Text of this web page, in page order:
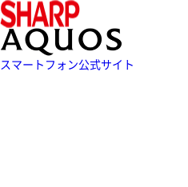
スマートフォン公式サイト